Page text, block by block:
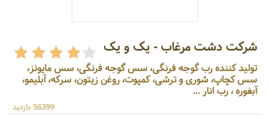
شرکت دشت مرغاب - یک و یک
تولید کننده رب گوجه فرنگی، سس گوجه فرنگی، سس مایونز،
سس کچاپ، شوری و ترشی، کمپوت، روغن زیتون، سرکه، آبلیمو،
آبغوره ، رب انار ...
56399 بازدید